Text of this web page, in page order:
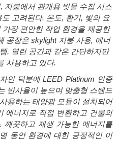
, 지붕에서 관개용 빗물 수집 시스
도 고려된다. 온도, 환기, 빛의 요
가장 편안한 작업 환경을 제공한
공장은skylight 지붕 사용, 에너
, 열린 공간과 같은 간단하지만
사용하고 있다.
인 덕분에LEED Platinum 인증
반사율이 높으며 맞춤형 스탠드
사용하는 태양광 모듈이 설치되어
에너지로 직접 변환하고 건물의
. 깨끗하고 재생 가능한 에너지를
동안 환경에 대한 긍정적인 이